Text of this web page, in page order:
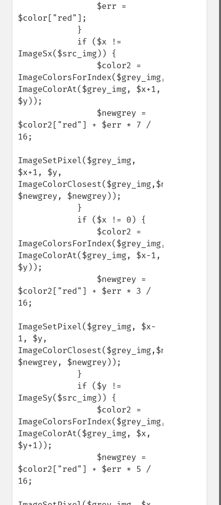
$color["red"];
ImageSx($src_img)) {
ImageColorsForIndex($grey_img,
ImageColorAt($grey_img, $x+1,
$y));
$color2["red"] + $err * 7 /
16;
ImageSetPixel($grey_img,
$x+1, $y,
ImageColorClosest($grey_img,$newgrey,
$newgrey, $newgrey));
ImageColorsForIndex($grey_img,
ImageColorAt($grey_img, $x-1,
$y));
$color2["red"] + $err * 3 /
16;
ImageSetPixel($grey_img, $x-
1, $y,
ImageColorClosest($grey_img,$newgrey,
$newgrey, $newgrey));
ImageSy($src_img)) {
ImageColorsForIndex($grey_img,
ImageColorAt($grey_img, $x,
$y+1));
$color2["red"] + $err * 5 /
16;